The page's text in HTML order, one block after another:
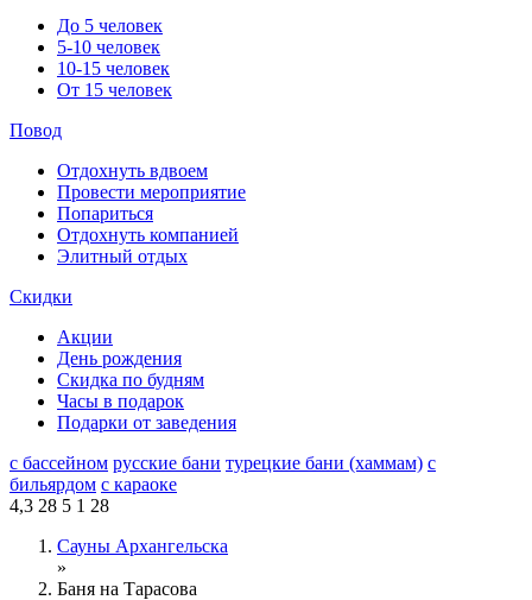
До 5 человек
5-10 человек
10-15 человек
От 15 человек
Повод
Отдохнуть вдвоем
Провести мероприятие
Попариться
Отдохнуть компанией
Элитный отдых
Скидки
Акции
День рождения
Скидка по будням
Часы в подарок
Подарки от заведения
с бассейном русские бани турецкие бани (хаммам) с
бильярдом с караоке
4,3 28 5 1 28
Сауны Архангельска
»
Баня на Тарасова